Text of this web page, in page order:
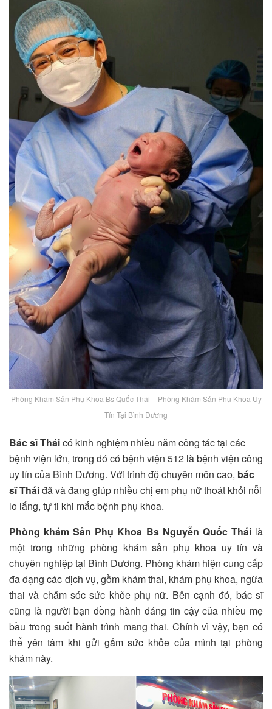
Phòng Khám Sản Phụ Khoa Bs Quốc Thái – Phòng Khám Sản Phụ Khoa Uy
Tín Tại Bình Dương
Bác sĩ Tháicó kinh nghiệm nhiều năm công tác tại các
bệnh viện lớn, trong đó có bệnh viện 512 là bệnh viện công
uy tín của Bình Dương. Với trình độ chuyên môn cao, bác
sĩ Tháiđã và đang giúp nhiều chị em phụ nữ thoát khỏi nỗi
lo lắng, tự ti khi mắc bệnh phụ khoa.
Phòng khám Sản Phụ Khoa Bs Nguyễn Quốc Tháilà
một trong những phòng khám sản phụ khoa uy tín và
chuyên nghiệp tại Bình Dương. Phòng khám hiện cung cấp
đa dạng các dịch vụ, gồm khám thai, khám phụ khoa, ngừa
thai và chăm sóc sức khỏe phụ nữ. Bên cạnh đó, bác sĩ
cũng là người bạn đồng hành đáng tin cậy của nhiều mẹ
bầu trong suốt hành trình mang thai. Chính vì vậy, bạn có
thể yên tâm khi gửi gắm sức khỏe của mình tại phòng
khám này.